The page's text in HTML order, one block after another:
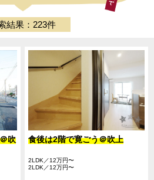
結果：223件
吹
食後は2階で寛ごう＠吹上
2LDK／12万円〜
2LDK／12万円〜